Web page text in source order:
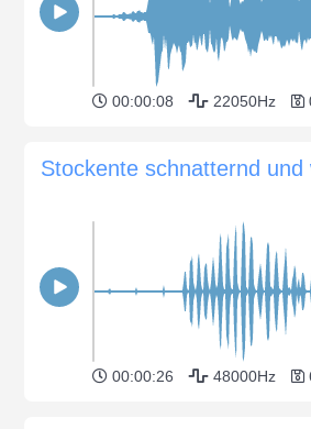
00:00:08 22050Hz
Stockente schnatternd und
00:00:26 48000Hz